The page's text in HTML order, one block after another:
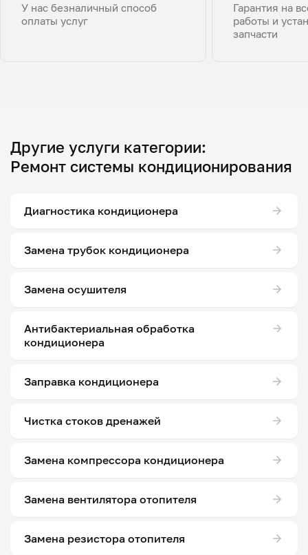
У нас безналичный способ
оплаты услуг
Гарантия на
работы и
запчасти
Другие услуги категории:
Ремонт системы кондиционирования
Диагностика кондиционера
Замена трубок кондиционера
Замена осушителя
Антибактериальная обработка
кондиционера
Заправка кондиционера
Чистка стоков дренажей
Замена компрессора кондиционера
Замена вентилятора отопителя
Замена резистора отопителя